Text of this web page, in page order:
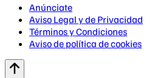
Anúnciate
Aviso Legal y de Privacidad
Términos y Condiciones
Aviso de política de cookies